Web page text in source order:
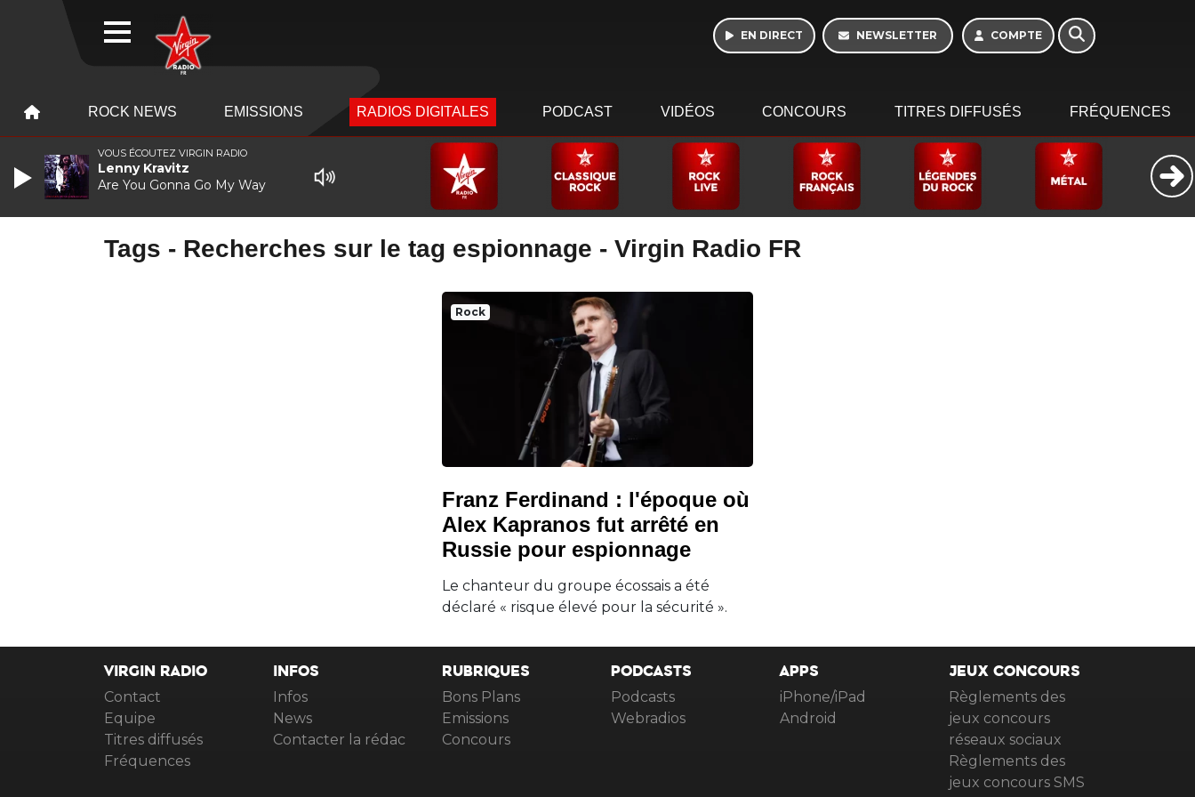
EN DIRECT NEWSLETTER COMPTE
ROCK NEWS EMISSIONS RADIOS DIGITALES PODCAST VIDÉOS CONCOURS TITRES DIFFUSÉS FRÉQUENCES
Tags - Recherches sur le tag espionnage - Virgin Radio FR
Rock
Franz Ferdinand : l'époque où
Alex Kapranos fut arrêté en
Russie pour espionnage
Le chanteur du groupe écossais a été
déclaré « risque élevé pour la sécurité ».
VIRGIN RADIO
Contact
Equipe
Titres diffusés
Fréquences
INFOS
Infos
News
Contacter la rédac
RUBRIQUES
Bons Plans
Emissions
Concours
PODCASTS
Podcasts
Webradios
APPS
iPhone/iPad
Android
JEUX CONCOURS
Règlements des
jeux concours
réseaux sociaux
Règlements des
jeux concours SMS
VOUS ÉCOUTEZ VIRGIN RADIO
Lenny Kravitz
Are You Gonna Go My Way
WEBRADIO
16h - 20h